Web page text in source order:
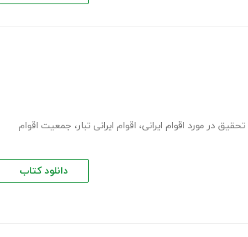
تحقیق در مورد اقوام ایرانی، اقوام ایرانی تبار، جمعیت اقوام
دانلود کتاب